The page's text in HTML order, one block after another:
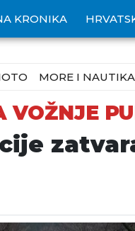
KRONIKA
MORE I NAUTIKA
VOŽNJE